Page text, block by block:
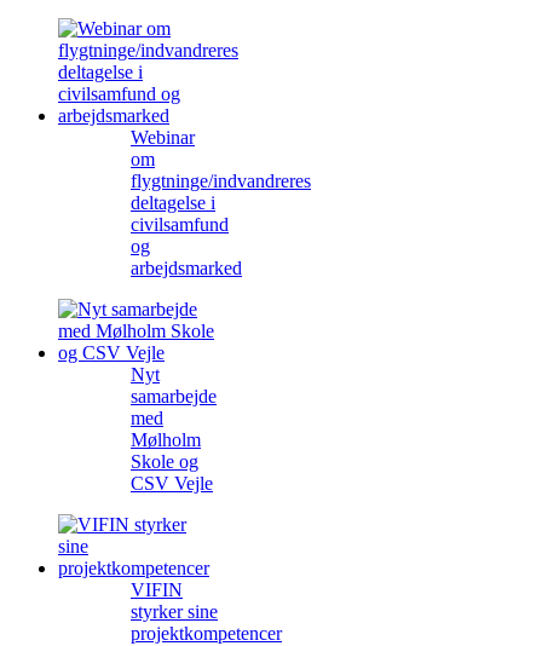
Webinar
om
flygtninge/indvandreres
deltagelse i
civilsamfund
og
arbejdsmarked
Nyt
samarbejde
med
Mølholm
Skole og
CSV Vejle
VIFIN
styrker sine
projektkompetencer